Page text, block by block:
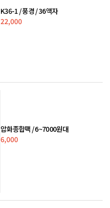
K36-1 / 풍경 / 36액자
22,000
압화종합팩 / 6~7000원대
6,000